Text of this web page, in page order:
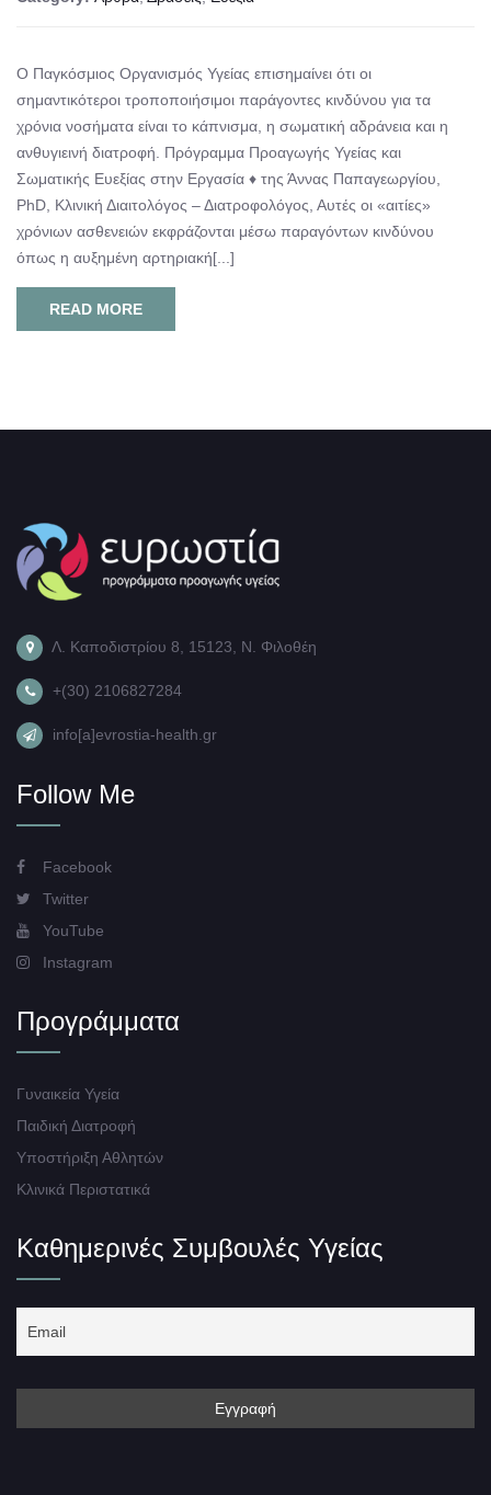
Ο Παγκόσμιος Οργανισμός Υγείας επισημαίνει ότι οι
σημαντικότεροι τροποποιήσιμοι παράγοντες κινδύνου για τα
χρόνια νοσήματα είναι το κάπνισμα, η σωματική αδράνεια και η
ανθυγιεινή διατροφή. Πρόγραμμα Προαγωγής Υγείας και
Σωματικής Ευεξίας στην Εργασία ♦ της Άννας Παπαγεωργίου,
PhD, Κλινική Διαιτολόγος – Διατροφολόγος, Αυτές οι «αιτίες»
χρόνιων ασθενειών εκφράζονται μέσω παραγόντων κινδύνου
όπως η αυξημένη αρτηριακή[...]
READ MORE
Λ. Καποδιστρίου 8, 15123, Ν. Φιλοθέη
+(30) 2106827284
info[a]evrostia-health.gr
Follow Me
Facebook
Twitter
YouTube
Instagram
Προγράμματα
Γυναικεία Υγεία
Παιδική Διατροφή
Υποστήριξη Αθλητών
Κλινικά Περιστατικά
Καθημερινές Συμβουλές Υγείας